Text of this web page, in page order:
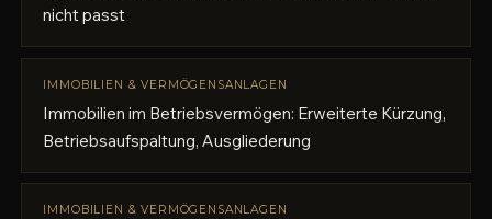
nicht passt
IMMOBILIEN & VERMÖGENSANLAGEN
Immobilien im Betriebsvermögen: Erweiterte Kürzung,
Betriebsaufspaltung, Ausgliederung
IMMOBILIEN & VERMÖGENSANLAGEN